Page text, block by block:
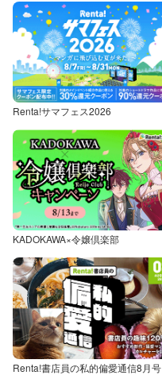
Renta!サマフェス2026
KADOKAWA×令嬢倶楽部
Renta!書店員の私的偏愛通信8月号